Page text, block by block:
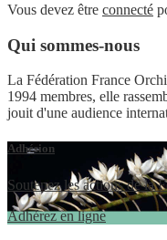
Vous devez être connecté
Qui sommes-nous
La Fédération France
1994 membres, elle
jouit d'une audience
Adhésion
Soutenez les actions de la
Adhérez en ligne